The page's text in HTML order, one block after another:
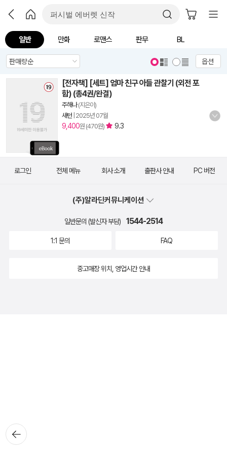
일반 만화 로맨스 판무 BL
옵션
[전자책] [세트] 엄마 친구 아들 관찰기 (외전 포
함) (총4권/완결)
주해나(지은이)
새턴 2025년 07월
9,400원 (470원) 9.3
뒤로가
기
로그인 전체 메뉴 회사 소개 출판사 안내 PC 버전
(주)알라딘커뮤니케이션
일반문의 (발신자 부담) 1544-2514
1:1 문의 FAQ
중고매장 위치, 영업시간 안내